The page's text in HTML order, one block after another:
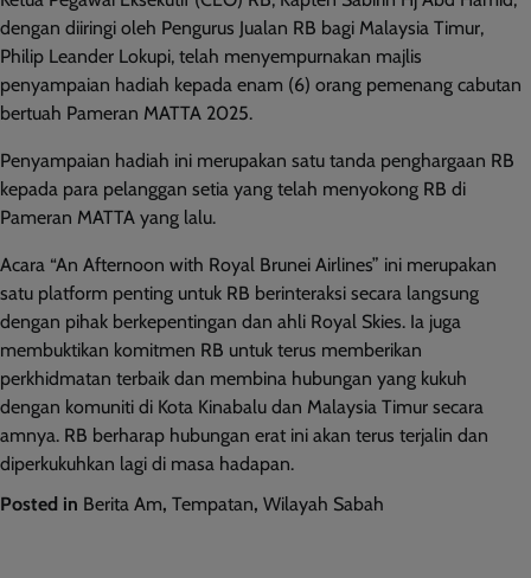
dengan diiringi oleh Pengurus Jualan RB bagi Malaysia Timur,
Philip Leander Lokupi, telah menyempurnakan majlis
penyampaian hadiah kepada enam (6) orang pemenang cabutan
bertuah Pameran MATTA 2025.
Penyampaian hadiah ini merupakan satu tanda penghargaan RB
kepada para pelanggan setia yang telah menyokong RB di
Pameran MATTA yang lalu.
Acara “An Afternoon with Royal Brunei Airlines” ini merupakan
satu platform penting untuk RB berinteraksi secara langsung
dengan pihak berkepentingan dan ahli Royal Skies. Ia juga
membuktikan komitmen RB untuk terus memberikan
perkhidmatan terbaik dan membina hubungan yang kukuh
dengan komuniti di Kota Kinabalu dan Malaysia Timur secara
amnya. RB berharap hubungan erat ini akan terus terjalin dan
diperkukuhkan lagi di masa hadapan.
Posted in Berita Am, Tempatan, Wilayah Sabah